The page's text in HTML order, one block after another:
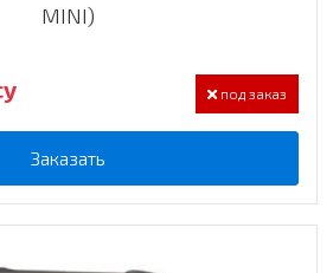
MINI)
под заказ
Заказать